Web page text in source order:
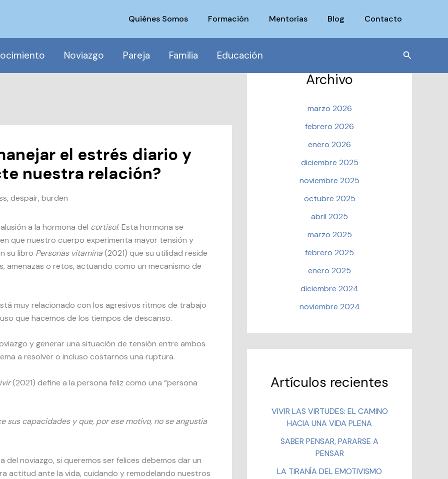
Quiénes Somos Formación Mentorías Blog Contacto
Noviazgo Pareja Familia Educación Buscar
el estrés diario y
nuestra relación?
a la hormona del cortisol. Esta hormona se
que nuestro cuerpo experimenta mayor tensión y
su libro Personas vitamina(2021) que su utilidad reside
amenazas o retos, actuando como un mecanismo de
muy relacionado con los agresivos ritmos de trabajo
que hacemos de los tiempos de descanso.
y generar una situación de tensión entre ambos
a resolver o incluso costarnos una ruptura.
(2021) define a la persona feliz como una “persona
sus capacidades y que, por ese motivo, no se angustia
noviazgo, si queremos ser felices debemos dar un
actitud ante la vida, cuidando y remodelando nuestros
Archivo
marzo 2026
febrero 2026
enero 2026
diciembre 2025
noviembre 2025
octubre 2025
abril 2025
marzo 2025
febrero 2025
enero 2025
diciembre 2024
noviembre 2024
Artículos recientes
VIVIR LAS VIRTUDES: EL CAMINO
HACIA UNA VIDA PLENA
SABER PENSAR, PARARSE A
PENSAR
LA TIRANÍA DEL EMOTIVISMO